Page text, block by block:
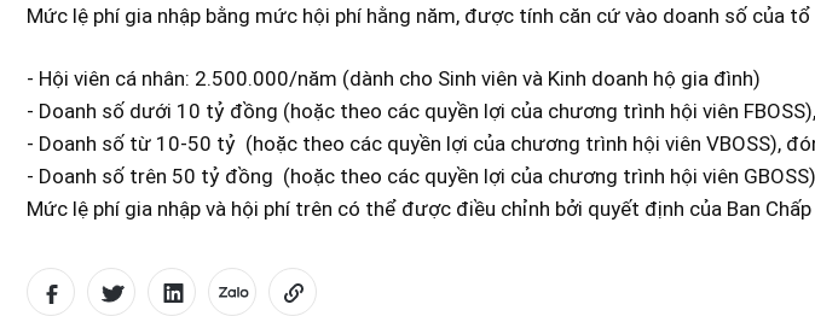
Mức lệ phí gia nhập bằng mức hội phí hằng năm, được tính căn cứ vào doanh số của
- Hội viên cá nhân: 2.500.000/năm (dành cho Sinh viên và Kinh doanh hộ gia đình)
- Doanh số dưới 10 tỷ đồng (hoặc theo các quyền lợi của chương trình hội viên
- Doanh số từ 10-50 tỷ (hoặc theo các quyền lợi của chương trình hội viên VBOSS),
- Doanh số trên 50 tỷ đồng (hoặc theo các quyền lợi của chương trình hội viên
Mức lệ phí gia nhập và hội phí trên có thể được điều chỉnh bởi quyết định của Ban